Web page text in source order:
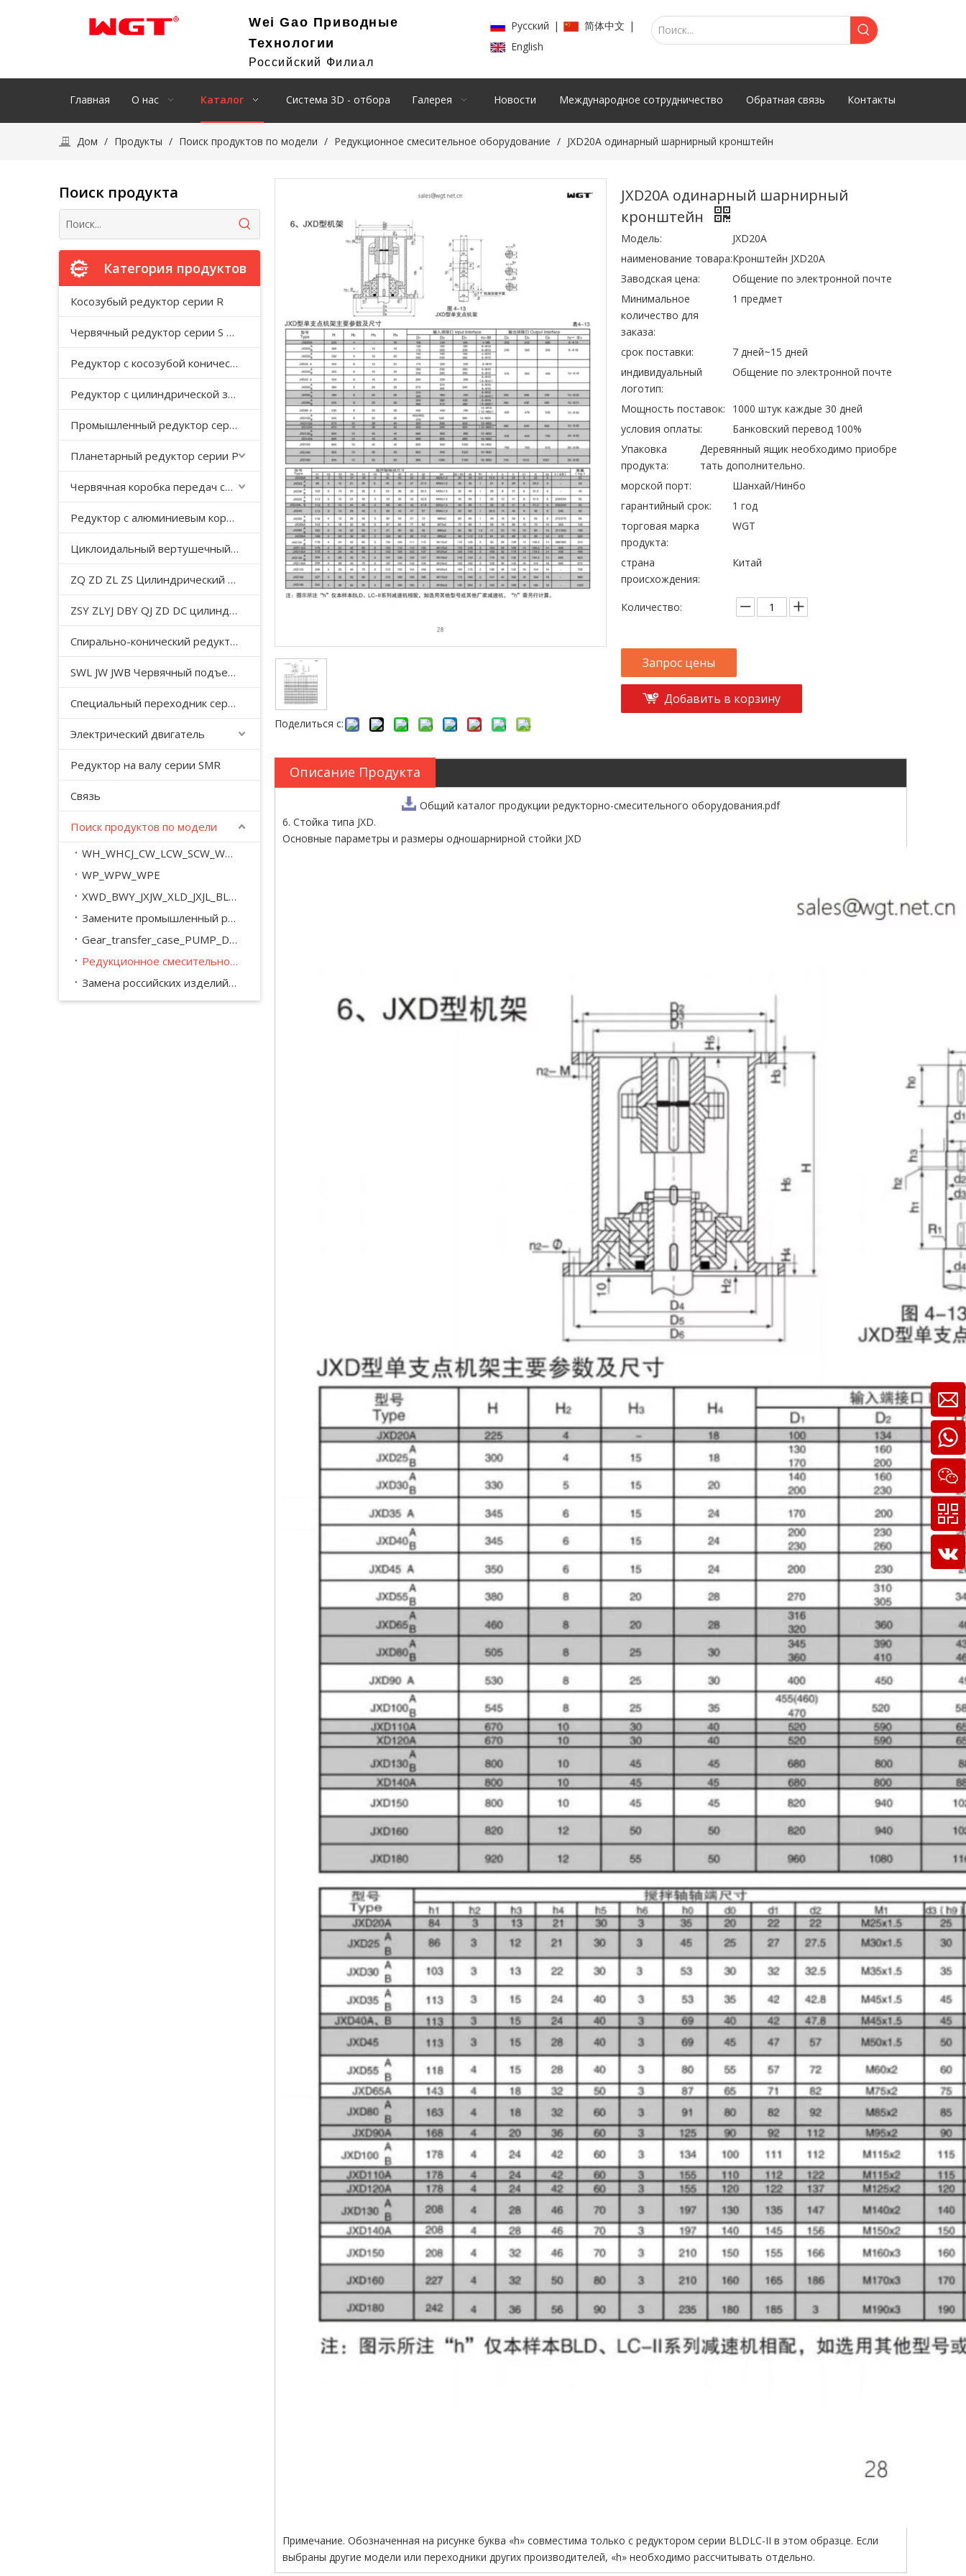
Wei Gao Приводные
Технологии
Российский Филиал
Pусский | 简体中文 |
English
Главная О нас Каталог Система 3D - отбора Галерея Новости Международное сотрудничество Обратная связь Контакты
Дом / Продукты / Поиск продуктов по модели / Редукционное смесительное оборудование / JXD20A одинарный шарнирный кронштейн
Поиск продукта
Категория продуктов
Косозубый редуктор серии R
Червячный редуктор серии S с косозубой передачей
Редуктор с косозубой конической передачей серии K
Редуктор с цилиндрической зубчатой ​​передачей серии F с параллельным валом
Промышленный редуктор серии HB
Планетарный редуктор серии P
Червячная коробка передач серии WP
Редуктор с алюминиевым корпусом серии NMRV
Циклоидальный вертушечный редуктор B/X
ZQ ZD ZL ZS Цилиндрический редуктор с мягкой поверхностью зуба
ZSY ZLYJ DBY QJ ZD DC цилиндрический зубчатый редуктор средней твердости с поверхностью зуба
Спирально-конический редуктор серии T
SWL JW JWB Червячный подъемный домкрат серии JWM
Специальный переходник серии YHJ для безгравитационного смесителя
Электрический двигатель
Редуктор на валу серии SMR
Связь
Поиск продуктов по модели
WH_WHCJ_CW_LCW_SCW_WD_WSJ_WXJ_A_M
WP_WPW_WPE
XWD_BWY_JXJW_XLD_JXJL_BLY_BYY_XWED_BWEY
Замените промышленный редуктор серии SEW_M_MC_.
Gear_transfer_case_PUMP_DRIVE
Редукционное смесительное оборудование
Замена российских изделий КПП
Поделиться с:
JXD20A одинарный шарнирный
кронштейн
Модель:
JXD20A
наименование товара:Кронштейн JXD20A
Заводская цена:
Общение по электронной почте
Минимальное
количество для
заказа:
1 предмет
срок поставки:
7 дней~15 дней
индивидуальный
логотип:
Общение по электронной почте
Мощность поставок:
1000 штук каждые 30 дней
условия оплаты:
Банковский перевод 100%
Упаковка
продукта:
Деревянный ящик необходимо приобре
тать дополнительно.
морской порт:
Шанхай/Нинбо
гарантийный срок:
1 год
торговая марка
продукта:
WGT
страна
происхождения:
Китай
Количество:
Запрос цены
Добавить в корзину
Описание Продукта
Общий каталог продукции редукторно-смесительного оборудования.pdf
6. Стойка типа JXD.
Основные параметры и размеры одношарнирной стойки JXD
Примечание. Обозначенная на рисунке буква «h» совместима только с редуктором серии BLDLC-II в этом образце. Если
выбраны другие модели или переходники других производителей, «h» необходимо рассчитывать отдельно.